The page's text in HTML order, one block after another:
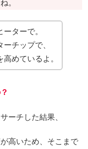
。
ターで。
チップで、
めているよ。
ーチした結果、
高いため、そこまで